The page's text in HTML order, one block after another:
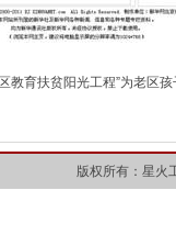
育扶贫阳光工程”为老区孩
版权所有：星